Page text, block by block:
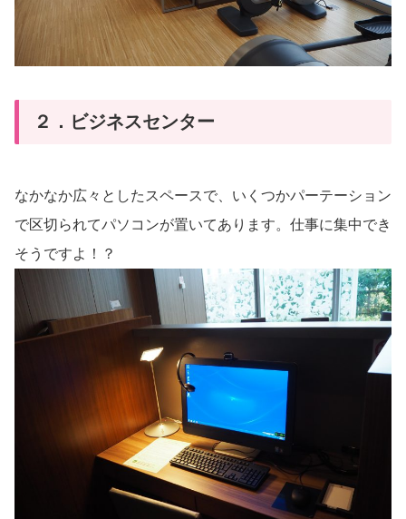
２．ビジネスセンター
なかなか広々としたスペースで、いくつかパーテーション
で区切られてパソコンが置いてあります。仕事に集中でき
そうですよ！？